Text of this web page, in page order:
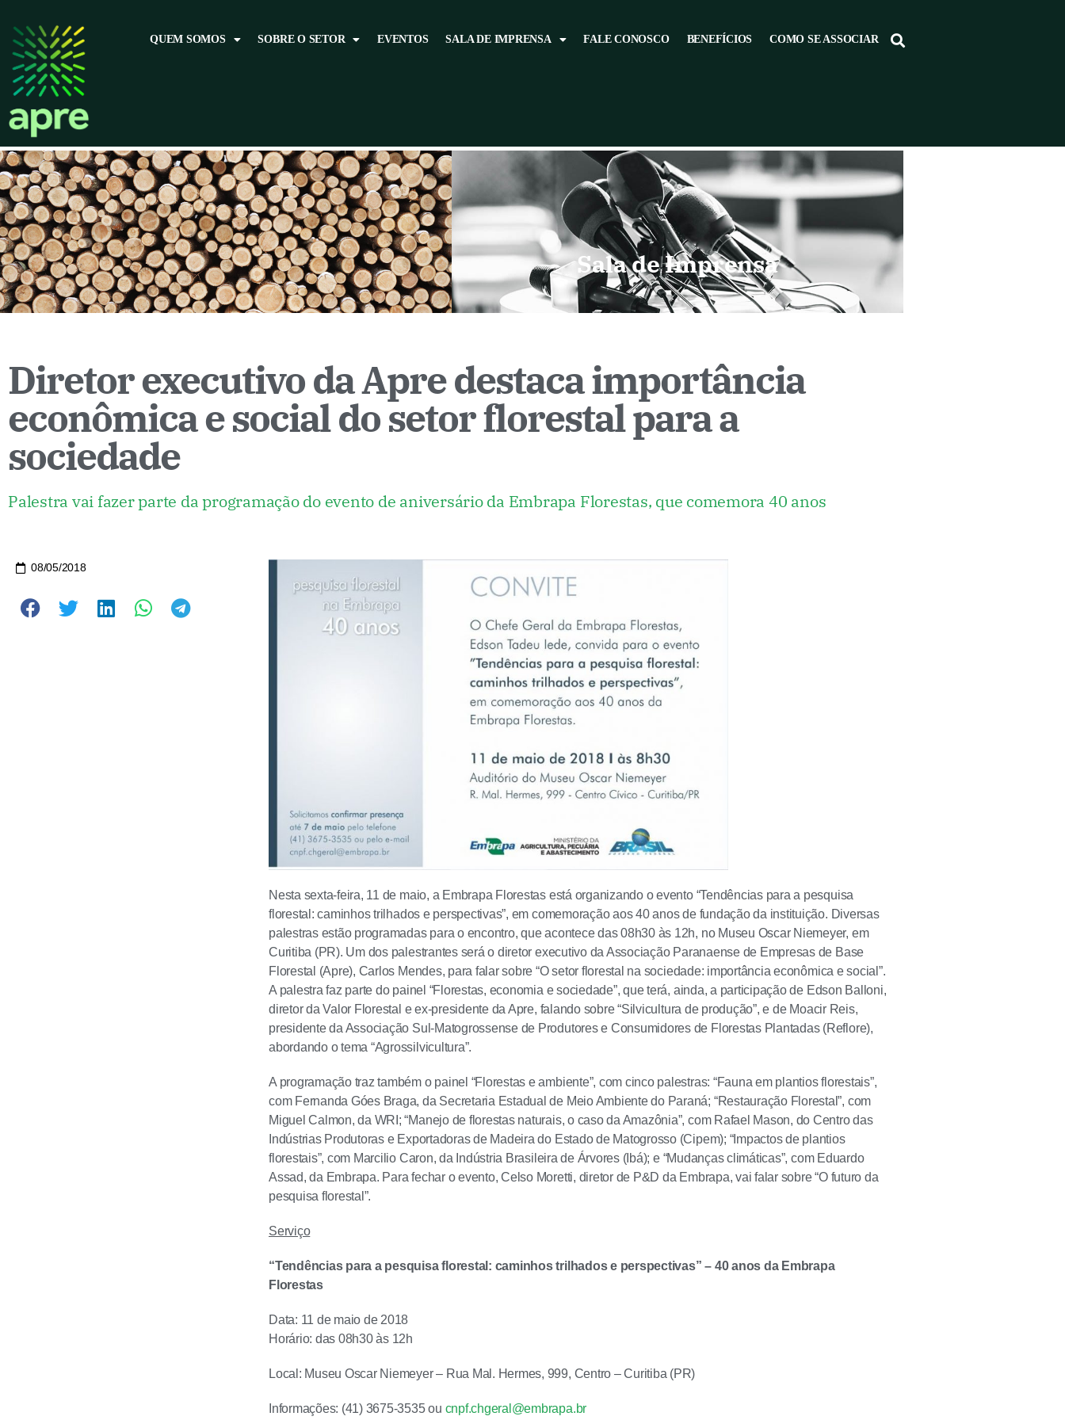
QUEM SOMOS SOBRE O SETOR EVENTOS SALA DE IMPRENSA FALE CONOSCO BENEFÍCIOS COMO SE ASSOCIAR
Sala de Imprensa
Diretor executivo da Apre destaca importância
econômica e social do setor florestal para a
sociedade
Palestra vai fazer parte da programação do evento de aniversário da Embrapa Florestas, que comemora 40 anos
08/05/2018
Nesta sexta-feira, 11 de maio, a Embrapa Florestas está organizando o evento “Tendências para a pesquisa
florestal: caminhos trilhados e perspectivas”, em comemoração aos 40 anos de fundação da instituição. Diversas
palestras estão programadas para o encontro, que acontece das 08h30 às 12h, no Museu Oscar Niemeyer, em
Curitiba (PR). Um dos palestrantes será o diretor executivo da Associação Paranaense de Empresas de Base
Florestal (Apre), Carlos Mendes, para falar sobre “O setor florestal na sociedade: importância econômica e social”.
A palestra faz parte do painel “Florestas, economia e sociedade”, que terá, ainda, a participação de Edson Balloni,
diretor da Valor Florestal e ex-presidente da Apre, falando sobre “Silvicultura de produção”, e de Moacir Reis,
presidente da Associação Sul-Matogrossense de Produtores e Consumidores de Florestas Plantadas (Reflore),
abordando o tema “Agrossilvicultura”.
A programação traz também o painel “Florestas e ambiente”, com cinco palestras: “Fauna em plantios florestais”,
com Fernanda Góes Braga, da Secretaria Estadual de Meio Ambiente do Paraná; “Restauração Florestal”, com
Miguel Calmon, da WRI; “Manejo de florestas naturais, o caso da Amazônia”, com Rafael Mason, do Centro das
Indústrias Produtoras e Exportadoras de Madeira do Estado de Matogrosso (Cipem); “Impactos de plantios
florestais”, com Marcilio Caron, da Indústria Brasileira de Árvores (Ibá); e “Mudanças climáticas”, com Eduardo
Assad, da Embrapa. Para fechar o evento, Celso Moretti, diretor de P&D da Embrapa, vai falar sobre “O futuro da
pesquisa florestal”.
Serviço
“Tendências para a pesquisa florestal: caminhos trilhados e perspectivas” – 40 anos da Embrapa
Florestas
Data: 11 de maio de 2018
Horário: das 08h30 às 12h
Local: Museu Oscar Niemeyer – Rua Mal. Hermes, 999, Centro – Curitiba (PR)
Informações: (41) 3675-3535 ou cnpf.chgeral@embrapa.br